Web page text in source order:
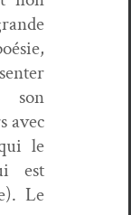
son
avec
le
est
Le